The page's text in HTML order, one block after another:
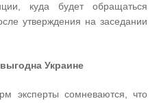
куда будет обращаться
утверждения на заседании
Украине
эксперты сомневаются, что